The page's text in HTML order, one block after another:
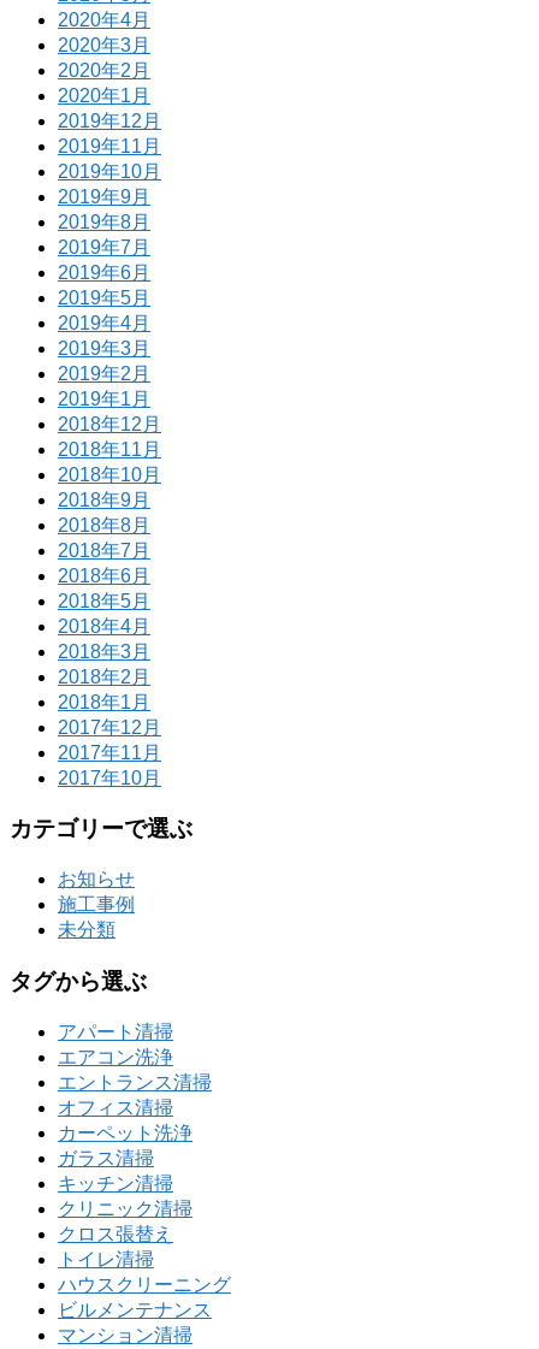
2020年4月
2020年3月
2020年2月
2020年1月
2019年12月
2019年11月
2019年10月
2019年9月
2019年8月
2019年7月
2019年6月
2019年5月
2019年4月
2019年3月
2019年2月
2019年1月
2018年12月
2018年11月
2018年10月
2018年9月
2018年8月
2018年7月
2018年6月
2018年5月
2018年4月
2018年3月
2018年2月
2018年1月
2017年12月
2017年11月
2017年10月
カテゴリーで選ぶ
お知らせ
施工事例
未分類
タグから選ぶ
アパート清掃
エアコン洗浄
エントランス清掃
オフィス清掃
カーペット洗浄
ガラス清掃
キッチン清掃
クリニック清掃
クロス張替え
トイレ清掃
ハウスクリーニング
ビルメンテナンス
マンション清掃